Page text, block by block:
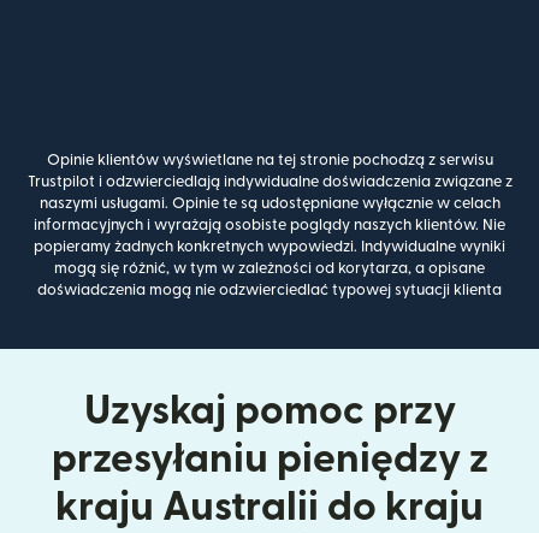
Opinie klientów wyświetlane na tej stronie pochodzą z serwisu
Trustpilot i odzwierciedlają indywidualne doświadczenia związane z
naszymi usługami. Opinie te są udostępniane wyłącznie w celach
informacyjnych i wyrażają osobiste poglądy naszych klientów. Nie
popieramy żadnych konkretnych wypowiedzi. Indywidualne wyniki
mogą się różnić, w tym w zależności od korytarza, a opisane
doświadczenia mogą nie odzwierciedlać typowej sytuacji klienta
Uzyskaj pomoc przy
przesyłaniu pieniędzy z
kraju Australii do kraju